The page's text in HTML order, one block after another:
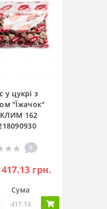
у цукрі з
"Їжачок"
КЛИМ 162
0
417.13 грн.
Сума